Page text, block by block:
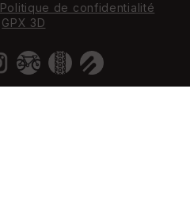
Politique de confidentialité
GPX 3D